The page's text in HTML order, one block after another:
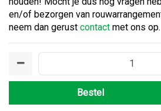
en/of bezorgen van
neem dan gerust contact met ons op.